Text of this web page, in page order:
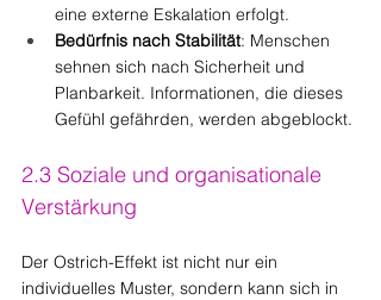
eine externe Eskalation erfolgt.
Bedürfnis nach Stabilität: Menschen
sehnen sich nach Sicherheit und
Planbarkeit. Informationen, die dieses
Gefühl gefährden, werden abgeblockt.
2.3 Soziale und organisationale
Verstärkung
Der Ostrich-Effekt ist nicht nur ein
individuelles Muster, sondern kann sich in